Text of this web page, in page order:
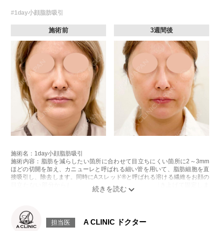
#1day小顔脂肪吸引
施術前 3週間後
施術名：1day小顔脂肪吸引
施術内容：脂肪を減らしたい箇所に合わせて目立ちにくい箇所に2～3mm
ほどの切開を加え、カニューレと呼ばれる細い管を用いて、脂肪細胞を直
接吸引し、除去します。同時にAスレッド®と呼ばれる溶ける繊維をお顔の
目立たない部分から皮下へ挿入し、皮膚を内側から引き上げて固定しま
感などが術後一時的に生じることがございます。また、稀に貧血、細菌感
染症、左右差、施術箇所の知覚鈍麻、ぼこつき、硬結、瘢痕化、色素沈
担当医 A CLINIC ドクター